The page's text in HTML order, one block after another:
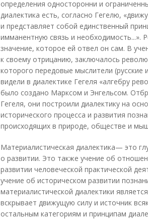
определения односторонни и
диалектика есть, согласно Гегелю,
и представляет собой единственный
имманентную связь и необходимость...».
значение, которое ей отвел он сам. В
к своему отрицанию, заключалось
которого передовые мыслители
видели в диалектике Гегеля «алгебру
было создано Марксом и Энгельсом.
Гегеля, они построили диалектику на
исторического процесса и развития
происходящих в природе, обществе и
Материалистическая диалектика— это
о развитии. Это также учение об
развитии человеческой практической
учение об историческом развитии
материалистической диалектики
вскрывает движущую силу и источник
остальным категориям и принципам